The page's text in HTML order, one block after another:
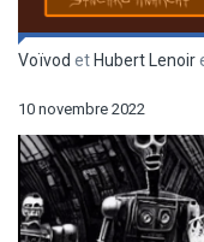
Voïvod etHubert Lenoir
10 novembre 2022